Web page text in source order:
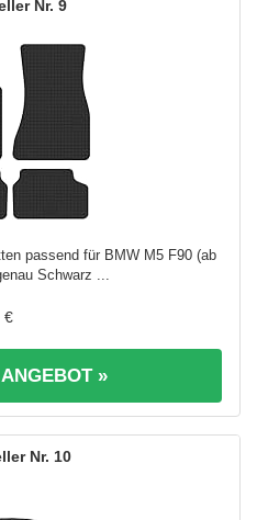
9
passend für BMW M5 F90 (ab
Schwarz ...
€
»
10